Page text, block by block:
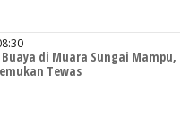
di Muara Sungai Mampu,
Tewas